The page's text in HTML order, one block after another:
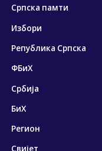
Српска памти
Избори
Република Српска
ФБиХ
Србија
БиХ
Регион